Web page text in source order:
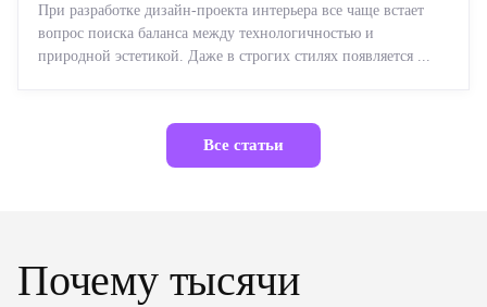
При разработке дизайн-проекта интерьера все чаще встает
вопрос поиска баланса между технологичностью и
природной эстетикой. Даже в строгих стилях появляется ...
Все статьи
Почему тысячи